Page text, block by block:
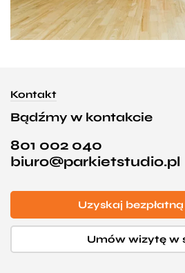
Kontakt
Bądźmy w kontakcie
801 002 040
biuro@parkietstudio.pl
Uzyskaj
Umów wizytę w